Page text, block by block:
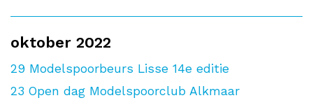
oktober 2022
29 Modelspoorbeurs Lisse 14e editie
23 Open dag Modelspoorclub Alkmaar